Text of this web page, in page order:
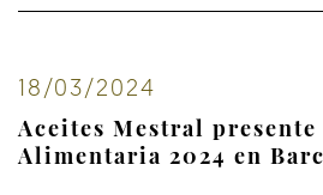
18/03/2024
Aceites Mestral
Alimentaria 2024 en